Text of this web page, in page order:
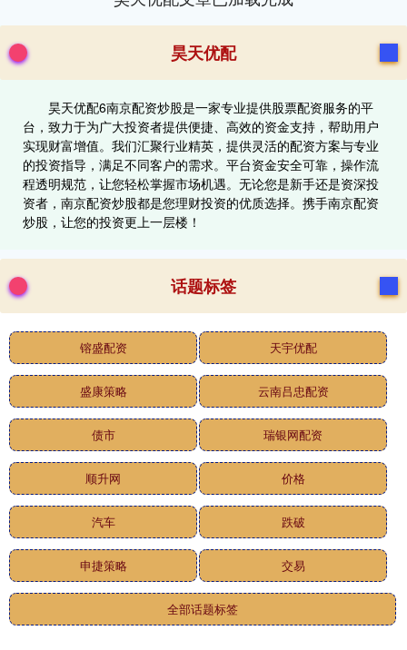
昊天优配
昊天优配6南京配资炒股是一家专业提供股票配资服务的平
台，致力于为广大投资者提供便捷、高效的资金支持，帮助用户
实现财富增值。我们汇聚行业精英，提供灵活的配资方案与专业
的投资指导，满足不同客户的需求。平台资金安全可靠，操作流
程透明规范，让您轻松掌握市场机遇。无论您是新手还是资深投
资者，南京配资炒股都是您理财投资的优质选择。携手南京配资
炒股，让您的投资更上一层楼！
话题标签
镕盛配资 天宇优配
盛康策略 云南吕忠配资
债市 瑞银网配资
顺升网 价格
汽车 跌破
申捷策略 交易
全部话题标签